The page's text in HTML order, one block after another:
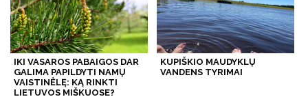
IKI VASAROS PABAIGOS DAR
GALIMA PAPILDYTI NAMŲ
VAISTINĖLĘ: KĄ RINKTI
LIETUVOS MIŠKUOSE?
KUPIŠKIO MAUDYKLŲ
VANDENS TYRIMAI